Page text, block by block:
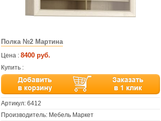
Полка №2 Мартина
Цена : 8400 руб.
Купить :
Артикул: 6412
Производитель: Мебель Маркет